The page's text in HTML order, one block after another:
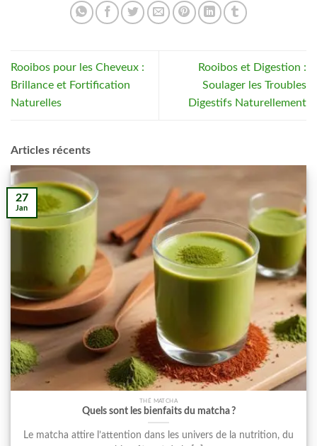
Rooibos pour les Cheveux :
Brillance et Fortification
Naturelles
Rooibos et Digestion :
Soulager les Troubles
Digestifs Naturellement
Articles récents
THÉ MATCHA
Quels sont les bienfaits du matcha ?
Le matcha attire l’attention dans les univers de la nutrition, du
27
Jan